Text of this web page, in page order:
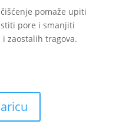
pomaže upiti
pore i smanjiti
zaostalih tragova.